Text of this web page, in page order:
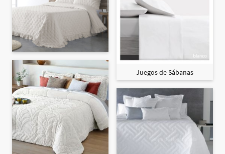
Juegos de Sábanas